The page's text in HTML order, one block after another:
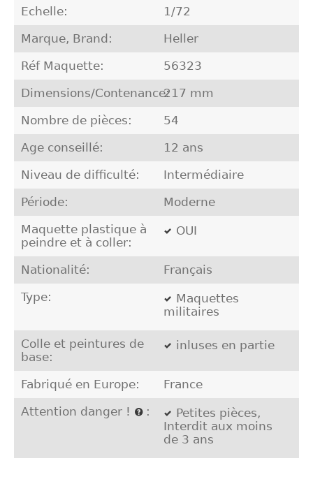
Echelle: 1/72
Marque, Brand: Heller
Réf Maquette: 56323
Dimensions/Contenance:217 mm
Nombre de pièces: 54
Age conseillé: 12 ans
Niveau de difficulté: Intermédiaire
Période: Moderne
Maquette plastique à
peindre et à coller:
OUI
Nationalité: Français
Type:
Maquettes
militaires
Colle et peintures de
base:
inluses en partie
Fabriqué en Europe: France
Attention danger ! :
Petites pièces,
Interdit aux moins
de 3 ans